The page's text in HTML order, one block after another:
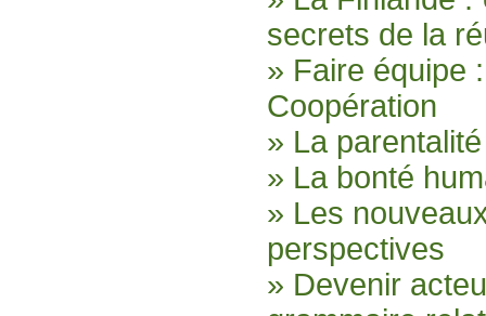
secrets de la
» Faire équipe
Coopération
» La
» La bonté
» Les
perspectives
» Devenir